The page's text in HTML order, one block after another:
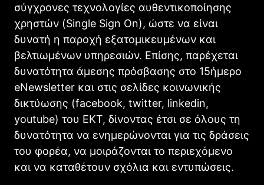
σύγχρονες τεχνολογίες αυθεντικοποίησης
χρηστών (Single Sign On), ώστε να είναι
δυνατή η παροχή εξατομικευμένων και
βελτιωμένων υπηρεσιών. Επίσης, παρέχεται
δυνατότητα άμεσης πρόσβασης στο 15ήμερο
eNewsletter και στις σελίδες κοινωνικής
δικτύωσης (facebook, twitter, linkedin,
youtube) του ΕΚΤ, δίνοντας έτσι σε όλους τη
δυνατότητα να ενημερώνονται για τις δράσεις
του φορέα, να μοιράζονται το περιεχόμενο
και να καταθέτουν σχόλια και εντυπώσεις.